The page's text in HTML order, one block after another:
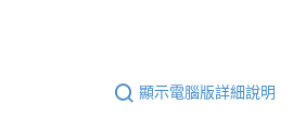
顯示電腦版詳細說明